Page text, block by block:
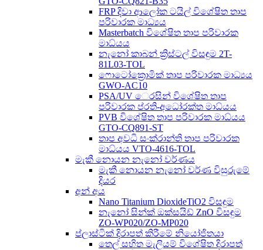
FRP දිවා ආලෝක ටයිල් විශේෂිත තාප
පරිවාරක මාධ්‍යය
Masterbatch විශේෂිත තාප පරිවාරක
මාධ්යය
නැනෝ කාබන් ක්‍රිස්ටල් විසඳුම 2T-
81L03-TOL
ෆොටෝක්‍රොමික් තාප පරිවාරක මාධ්‍යය
GWO-AC10
PSA/UV ෙරසින් විශේෂිත තාප
පරිවාරක ප්රති-අධෝරක්ත මාධ්යය
PVB විශේෂිත තාප පරිවාරක මාධ්යය
GTO-CQ891-ST
තාප අවධි සංක්රාන්ති තාප පරිවාරක
මාධ්යය VTO-4616-TOL
මැකී නොයන නැනෝ වර්ණය
මැකී නොයන නැනෝ වර්ණ විසුරුමේ
දියර
අන් අය
Nano Titanium DioxideTiO2 විසඳුම
නැනෝ සින්ක් ඔක්සයිඩ් ZnO විසඳුම
ZO-WP020/ZO-MP020
ප්ලාස්ටික් දිරාපත් කිරීමේ නියෝජිතයා
තෙල් සහිත මැලියම් විශේෂිත දිරාපත්